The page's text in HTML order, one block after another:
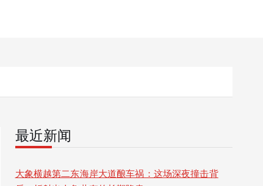
最近新闻
大象横越第二东海岸大道酿车祸：这场深夜撞击背